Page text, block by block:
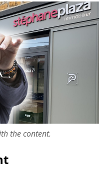
the content.